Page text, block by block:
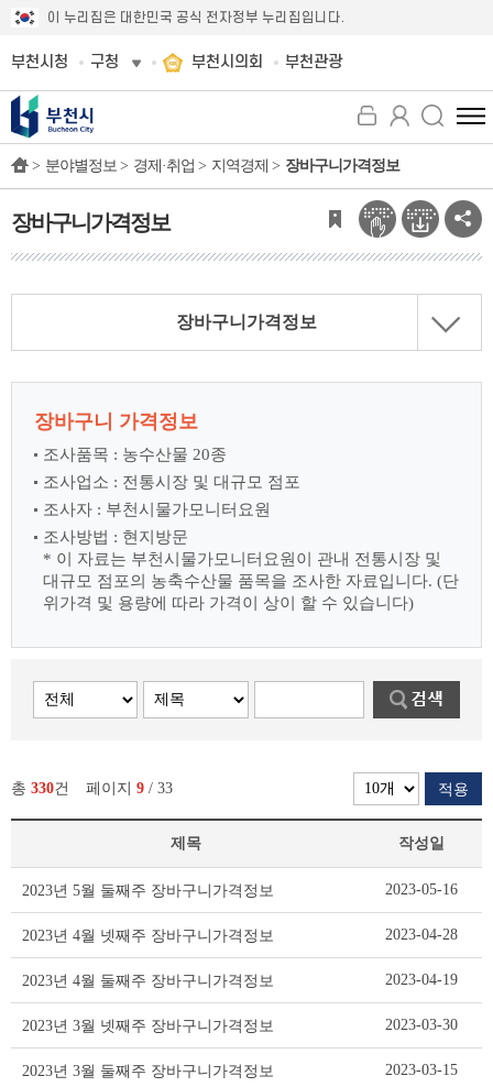
이 누리집은 대한민국 공식 전자정부 누리집입니다.
부천시청 구청 부천시의회 부천관광
전
체
뉴
보
기
> 분야별정보 > 경제·취업 > 지역경제 > 장바구니가격정보
장바구니가격정보
장바구니가격정보
장바구니 가격정보
조사품목 : 농수산물 20종
조사업소 : 전통시장 및 대규모 점포
조사자 : 부천시물가모니터요원
조사방법 : 현지방문
* 이 자료는 부천시물가모니터요원이 관내 전통시장 및
대규모 점포의 농축수산물 품목을 조사한 자료입니다. (단
위가격 및 용량에 따라 가격이 상이 할 수 있습니다)
총 330건 페이지 9 / 33 적용
니
격
보
스
제목 작성일
2023년 5월 둘째주 장바구니가격정보 2023-05-16
2023년 4월 넷째주 장바구니가격정보 2023-04-28
2023년 4월 둘째주 장바구니가격정보 2023-04-19
2023년 3월 넷째주 장바구니가격정보 2023-03-30
2023년 3월 둘째주 장바구니가격정보 2023-03-15